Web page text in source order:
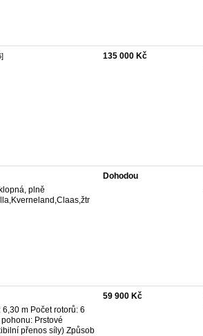
135 000 Kč
plně
Dohodou
m Počet rotorů: 6
Prstové
přenos síly) Způsob
59 900 Kč